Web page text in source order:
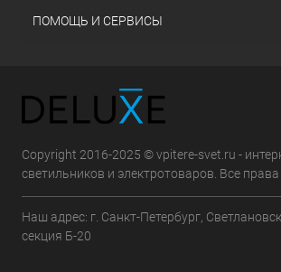
ПОМОЩЬ И СЕРВИСЫ
Copyright 2016-2025 © vpitere-svet.ru -
светильников и электротоваров. Все
Наш адрес: г. Санкт-Петербург,
секция Б-20